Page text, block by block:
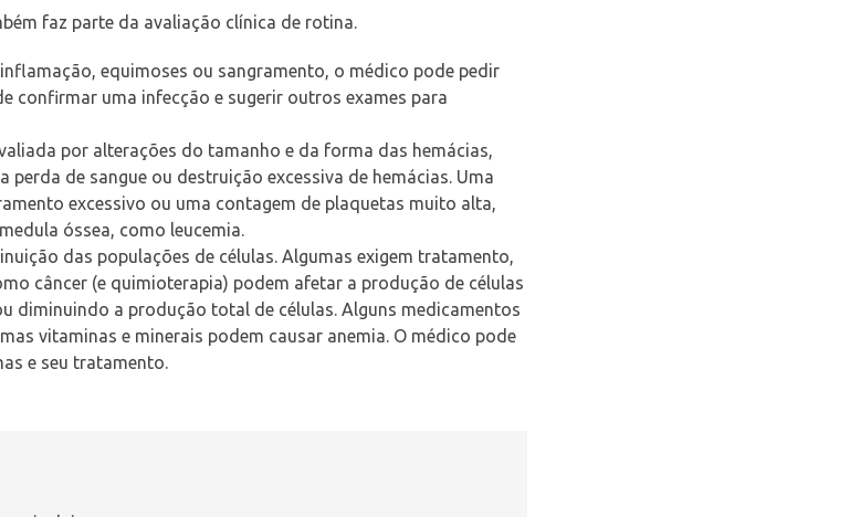
faz parte da avaliação clínica de rotina.
equimoses ou sangramento, o médico pode pedir
confirmar uma infecção e sugerir outros exames para
por alterações do tamanho e da forma das hemácias,
de sangue ou destruição excessiva de hemácias. Uma
excessivo ou uma contagem de plaquetas muito alta,
óssea, como leucemia.
das populações de células. Algumas exigem tratamento,
câncer (e quimioterapia) podem afetar a produção de células
diminuindo a produção total de células. Alguns medicamentos
vitaminas e minerais podem causar anemia. O médico pode
e seu tratamento.